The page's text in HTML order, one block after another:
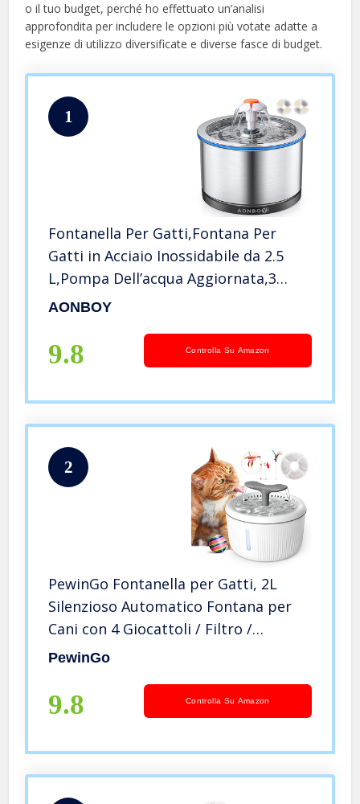
o il tuo budget, perché ho effettuato un’analisi
approfondita per includere le opzioni più votate adatte a
esigenze di utilizzo diversificate e diverse fasce di budget.
1
Fontanella Per Gatti,Fontana Per
Gatti in Acciaio Inossidabile da 2.5
L,Pompa Dell’acqua Aggiornata,3
Modalità di Erogatore d’acqua Ultra
al Carbone(cablato)
AONBOY
9.8 Controlla Su Amazon
2
PewinGo Fontanella per Gatti, 2L
Silenzioso Automatico Fontana per
Cani con 4 Giocattoli / Filtro /
Finestra Livello Acqua LED
PewinGo
9.8 Controlla Su Amazon